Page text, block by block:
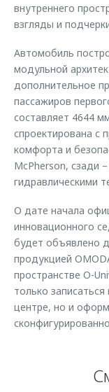
внутреннего
взгляды и
Автомобиль
модульной
дополнительное
пассажиров
составляет 4644
спроектирована с
комфорта и
McPherson, сзади
гидравлическими
О дате начала
инновационного
будет объявлено
продукцией
пространстве O-
только
центре, но и